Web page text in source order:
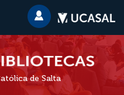
de Salta